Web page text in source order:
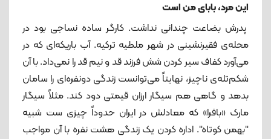
این مرد، بابای من است
پدرش بضاعت چندانی نداشت. کارگر ساده نساجی بود در
محله‌ی فقیرنشینی در شهر ملطیه ترکیه. آب باریکه‌ای که در
می‌آورد کفاف سیر کردن شش فرزند قد و نیم قد را نمی‌داد. با آن
شکم‌تله‌ی‌ ناچیز، نهایتاً می‌توانست زندگی دونفره‌ای را سامان
بدهد و گاهی هم سیگار ارزان قیمتی دود کند. مثلاً سیگار
مارک «بافرا» که معادلش در ایران حدوداً چیزی ست شبیه
"بهمن کوتاه". اداره کردن یک زندگی هشت نفره با آن مواجب